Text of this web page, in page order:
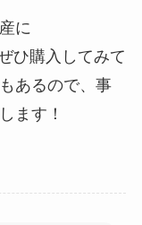
に
ひ購入してみて
あるので、事
ます！